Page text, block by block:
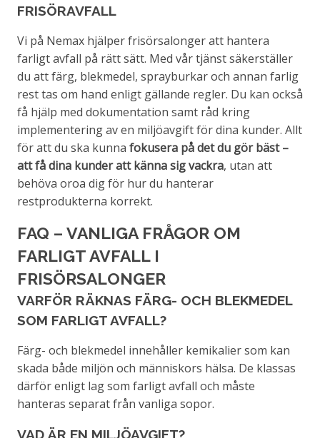
FRISÖRAVFALL
Vi på Nemax hjälper frisörsalonger att hantera
farligt avfall på rätt sätt. Med vår tjänst säkerställer
du att färg, blekmedel, sprayburkar och annan farlig
rest tas om hand enligt gällande regler. Du kan också
få hjälp med dokumentation samt råd kring
implementering av en miljöavgift för dina kunder. Allt
för att du ska kunna fokusera på det du gör bäst –
att få dina kunder att känna sig vackra, utan att
behöva oroa dig för hur du hanterar
restprodukterna korrekt.
FAQ – VANLIGA FRÅGOR OM
FARLIGT AVFALL I
FRISÖRSALONGER
VARFÖR RÄKNAS FÄRG- OCH BLEKMEDEL
SOM FARLIGT AVFALL?
Färg- och blekmedel innehåller kemikalier som kan
skada både miljön och människors hälsa. De klassas
därför enligt lag som farligt avfall och måste
hanteras separat från vanliga sopor.
VAD ÄR EN MILJÖAVGIFT?